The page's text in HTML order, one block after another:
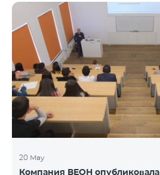
20 May
Компания ВЕОН опубликовала